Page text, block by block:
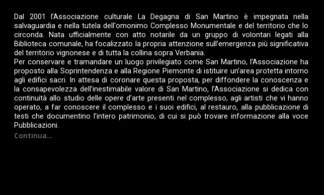
Dal 2001 l’Associazione culturale La Degagna di San Martino è impegnata nella
salvaguardia e nella tutela dell'omonimo Complesso Monumentale e del territorio che lo
circonda. Nata ufficialmente con atto notarile da un gruppo di volontari legati alla
Biblioteca comunale, ha focalizzato la propria attenzione sull’emergenza più significativa
del territorio vignonese e di tutta la collina sopra Verbania.
Per conservare e tramandare un luogo privilegiato come San Martino, l’Associazione ha
proposto alla Soprintendenza e alla Regione Piemonte di istituire un’area protetta intorno
agli edifici sacri. In attesa di coronare questa proposta, per diffondere la conoscenza e
la consapevolezza dell’inestimabile valore di San Martino, l’Associazione si dedica con
continuità allo studio delle opere d’arte presenti nel complesso, agli artisti che vi hanno
operato, a far conoscere il complesso e i suoi edifici, al restauro, alla pubblicazione di
testi che documentino l’intero patrimonio, di cui si può trovare informazione alla voce
Pubblicazioni.
Continua...